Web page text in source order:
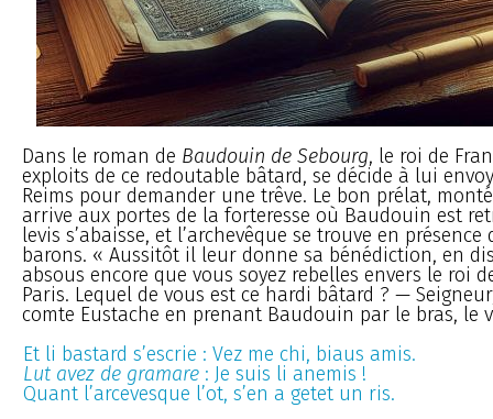
Dans le roman de Baudouin de Sebourg, le roi de
exploits de ce redoutable bâtard, se décide à lui
Reims pour demander une trêve. Le bon prélat,
arrive aux portes de la forteresse où Baudouin est
levis s’abaisse, et l’archevêque se trouve en présence
barons. « Aussitôt il leur donne sa bénédiction, en
absous encore que vous soyez rebelles envers le roi
Paris. Lequel de vous est ce hardi bâtard ? —
comte Eustache en prenant Baudouin par le bras, le
Et li bastard s’escrie : Vez me chi, biaus amis.
Lut avez de gramare: Je suis li anemis !
Quant l’arcevesque l’ot, s’en a getet un ris.